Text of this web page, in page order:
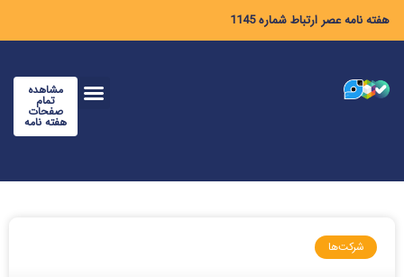
هفته نامه عصر ارتباط شماره 1145
مشاهده
تمام
صفحات
هفته نامه
شرکت‌ها